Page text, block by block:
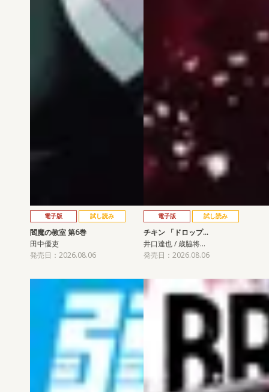
電子版 試し読み
閻魔の教室 第6巻
田中優吏
発売日：2026.08.06
電子版 試し読み
チキン 「ドロップ…
井口達也 / 歳脇将…
発売日：2026.08.06